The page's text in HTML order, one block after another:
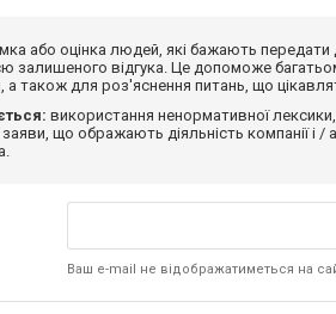
або оцінка людей, які бажають
залишеного відгука. Це допоможе
а також для роз'яснення питань, що
використання ненормативної
заяви, що ображають діяльність компанії і
Ваш e-mail не відображатиметься на